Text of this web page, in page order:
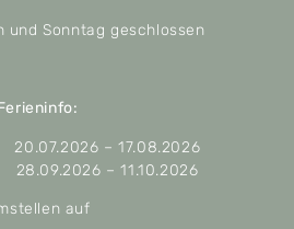
und Sonntag geschlossen
– 17.08.2026
– 11.10.2026
auf